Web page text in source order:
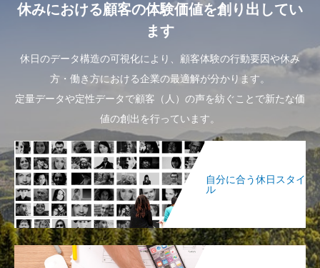
休みにおける顧客の体験価値を創り出してい
ます
休日のデータ構造の可視化により、顧客体験の行動要因や休み
方・働き方における企業の最適解が分かります。
定量データや定性データで顧客（人）の声を紡ぐことで新たな価
値の創出を行っています。
自分に合う休日スタイ
ル